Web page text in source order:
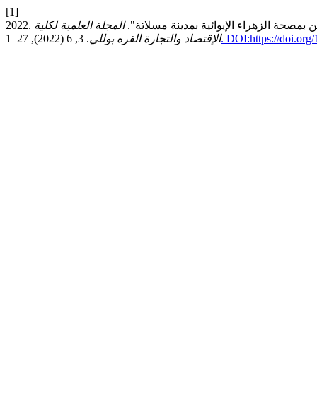
[1]
بمصحة الزهراء الإيوائية بمدينة مسلاتة".المجلة العلمية لكلية
الإقتصاد والتجارة القره بوللي. 3, 6 (2022), 27–1 . DOI:https://